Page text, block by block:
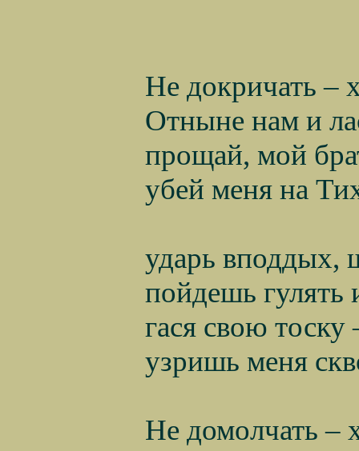
Не докричать –
Отныне нам и
прощай, мой
убей меня на
ударь вподдых,
пойдешь гулять
гася свою тоску
узришь меня
Не домолчать –